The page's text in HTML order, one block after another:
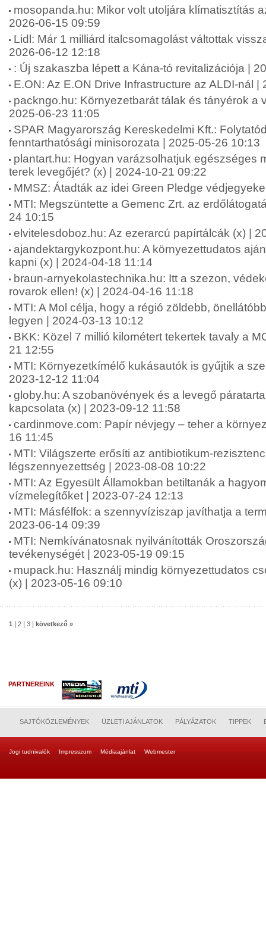
mosopanda.hu: Mikor volt utoljára klímatisztítás
2026-06-15 09:59
Lidl: Már 1 milliárd italcsomagolást váltottak
2026-06-12 12:18
: Új szakaszba lépett a Kána-tó revitalizációja |
E.ON: Az E.ON Drive Infrastructure az ALDI-nál |
packngo.hu: Környezetbarát tálak és tányérok a
2025-06-23 11:05
SPAR Magyarország Kereskedelmi Kft.:
fenntarthatósági minisorozata | 2025-05-26 10:13
plantart.hu: Hogyan varázsolhatjuk egészséges
terek levegőjét? (x) | 2024-10-21 09:22
MMSZ: Átadták az idei Green Pledge
MTI: Megszüntette a Gemenc Zrt. az
24 10:15
elvitelesdoboz.hu: Az ezerarcú papírtálcák (x) |
ajandektargykozpont.hu: A környezettudatos
kapni (x) | 2024-04-18 11:14
braun-arnyekolastechnika.hu: Itt a szezon,
rovarok ellen! (x) | 2024-04-16 11:18
MTI: A Mol célja, hogy a régió zöldebb,
legyen | 2024-03-13 10:12
BKK: Közel 7 millió kilométert tekertek tavaly a
21 12:55
MTI: Környezetkímélő kukásautók is gyűjtik a
2023-12-12 11:04
globy.hu: A szobanövények és a levegő
kapcsolata (x) | 2023-09-12 11:58
cardinmove.com: Papír névjegy – teher a
16 11:45
MTI: Világszerte erősíti az antibiotikum-
légszennyezettség | 2023-08-08 10:22
MTI: Az Egyesült Államokban betiltanák a
vízmelegítőket | 2023-07-24 12:13
MTI: Másfélfok: a szennyvíziszap javíthatja a
2023-06-14 09:39
MTI: Nemkívánatosnak nyilvánították
tevékenységét | 2023-05-19 09:15
mupack.hu: Használj mindig környezettudatos
(x) | 2023-05-16 09:10
1 2 3 következő »
PARTNEREINK
SAJTÓKÖZLEMÉNYEK ÜZLETI AJÁNLATOK PÁLYÁZATOK TIPPEK
Jogi tudnivalók Impresszum Médiaajánlat Webmester